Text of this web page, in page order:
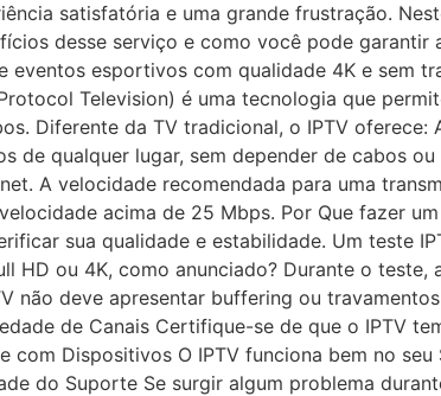
satisfatória e uma grande frustração.
desse serviço e como você pode garantir
esportivos com qualidade 4K e sem
Television) é uma tecnologia que
Diferente da TV tradicional, o IPTV oferece:
qualquer lugar, sem depender de cabos
A velocidade recomendada para uma
acima de 25 Mbps. Por Que fazer
sua qualidade e estabilidade. Um teste
HD ou 4K, como anunciado? Durante o
não deve apresentar buffering ou
de Canais Certifique-se de que o IPTV
Dispositivos O IPTV funciona bem no
do Suporte Se surgir algum problema